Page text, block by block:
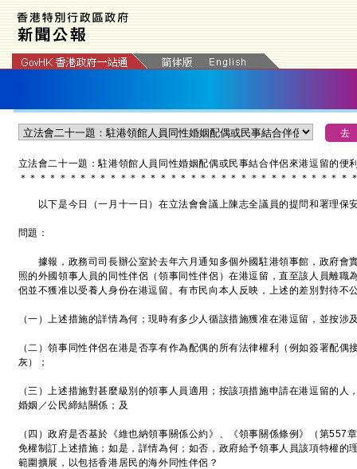
立法會二十一題：駐港領館人員同性婚姻配偶或民事結合伴侶來港逗留的便
＊ ＊ ＊ ＊ ＊ ＊ ＊ ＊ ＊ ＊ ＊ ＊ ＊ ＊ ＊ ＊ ＊ ＊ ＊ ＊ ＊ ＊ ＊ ＊ ＊ ＊ ＊ ＊ ＊ ＊ ＊ ＊ ＊
以下是今日（一月十一日）在立法會會議上陳志全議員的提問和署理保
問題：
據報，政務司司長辦公室於去年六月通知多個外國駐港領事館，政府會
照的外國領事人員的同性伴侶（領事同性伴侶）在港逗留，直至該人員離職
侶並不獲准以受養人身份在港逗留。有市民向本人反映，上述的差別對待不
（一）上述措施的詳情為何；現時有多少人循該措施獲准在港逗留，並按涉
（二）領事同性伴侶在港是否享有作為配偶的所有法律權利（例如簽署配偶
灰）；
（三）上述措施對甚麼級別的領事人員適用；按該項措施申請在港逗留的
婚姻／公民締結關係；及
（四）政府是否基於《維也納領事關係公約》、《領事關係條例》（第557
免權制訂上述措施；如是，詳情為何；如否，政府給予領事人員該項特權的
範圍擴展，以包括香港居民的海外同性伴侶？